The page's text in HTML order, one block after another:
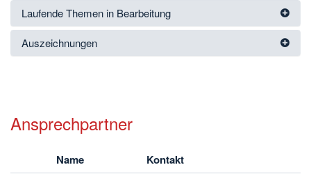
Laufende Themen in Bearbeitung
Auszeichnungen
Ansprechpartner
Name
Kontakt